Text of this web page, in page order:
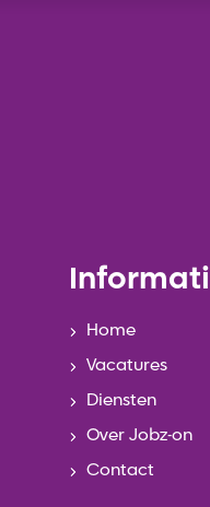
Home
Vacatures
Diensten
Over Jobz-on
Contact